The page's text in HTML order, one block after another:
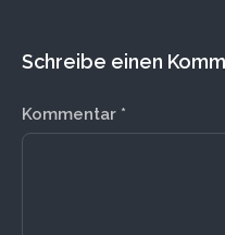
Schreibe einen
Kommentar *